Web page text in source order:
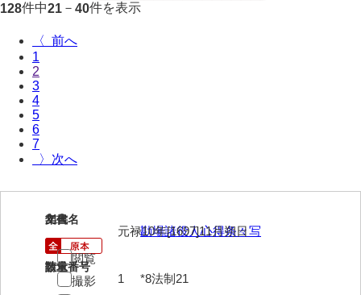
32部寄
39諸伺
128件中21 － 40件を表示
〈
1
2
3
4
5
6
7
〉
21
文書名
勘場諸役人心得条々写
請求番号
*8法制21
年代
元禄10年[1697]11月朔日
数量
1
閲覧
撮影